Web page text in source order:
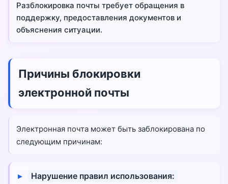
Разблокировка почты требует обращения в
поддержку, предоставления документов и
объяснения ситуации.
Причины блокировки
электронной почты
Электронная почта может быть заблокирована по
следующим причинам:
Нарушение правил использования: